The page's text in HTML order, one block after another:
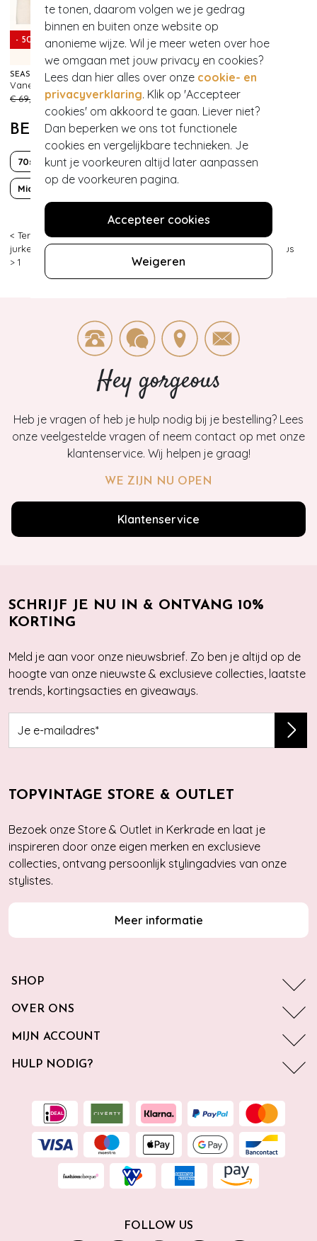
te tonen, daarom volgen we je gedrag
binnen en buiten onze website op
anonieme wijze. Wil je meer weten over hoe
we omgaan met jouw privacy en cookies?
Lees dan hier alles over onze cookie- en
privacyverklaring. Klik op 'Accepteer
cookies' om akkoord te gaan. Liever niet?
Dan beperken we ons tot functionele
cookies en vergelijkbare technieken. Je
kunt je voorkeuren altijd later aanpassen
op de voorkeuren pagina.
Accepteer cookies
Weigeren
- 50%
SEASALT
Vanessa katoenen vest in krijtwit
€ 69,95
€ 34,95
114
BEKIJK MEER VAN
70s Boho Chic Korte mouw
Midaxi
< Terug |Topvintage>Kleding >Jurken >Effen jurken >Maxi
jurken
>Midi jurken
Glamorous
> 1
Hey gorgeous
Heb je vragen of heb je hulp nodig bij je bestelling? Lees
onze veelgestelde vragen of neem contact op met onze
klantenservice. Wij helpen je graag!
WE ZIJN NU OPEN
Klantenservice
SCHRIJF JE NU IN & ONTVANG 10%
KORTING
Meld je aan voor onze nieuwsbrief. Zo ben je altijd op de
hoogte van onze nieuwste & exclusieve collecties, laatste
trends, kortingsacties en giveaways.
TOPVINTAGE STORE & OUTLET
Bezoek onze Store & Outlet in Kerkrade en laat je
inspireren door onze eigen merken en exclusieve
collecties, ontvang persoonlijk stylingadvies van onze
stylistes.
Meer informatie
SHOP
OVER ONS
MIJN ACCOUNT
HULP NODIG?
FOLLOW US